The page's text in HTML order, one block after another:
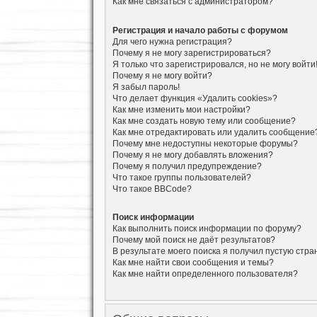
Регистрация и начало работы с форумом
Для чего нужна регистрация?
Почему я не могу зарегистрироваться?
Я только что зарегистрировался, но не могу войти!
Почему я не могу войти?
Я забыл пароль!
Что делает функция «Удалить cookies»?
Как мне изменить мои настройки?
Как мне создать новую тему или сообщение?
Как мне отредактировать или удалить
Почему мне недоступны некоторые форумы?
Почему я не могу добавлять вложения?
Почему я получил предупреждение?
Что такое группы пользователей?
Что такое BBCode?
Поиск информации
Как выполнить поиск информации по форуму?
Почему мой поиск не даёт результатов?
В результате моего поиска я получил пустую
Как мне найти свои сообщения и темы?
Как мне найти определенного пользователя?